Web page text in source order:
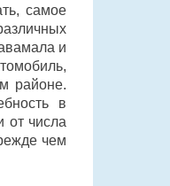
самое
и
районе.
в
от числа
чем